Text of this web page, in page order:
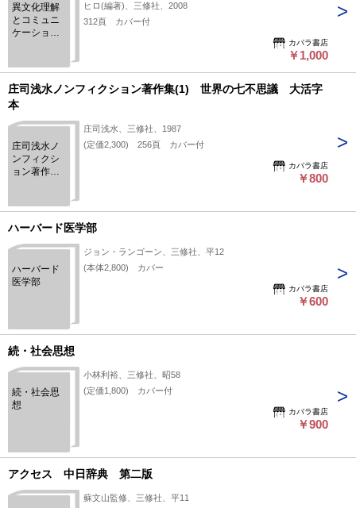
異文化理解
とコミュニ
ケーション
ヒロ(編著)、三修社、2008
312頁 カバー付
カバラ書店
￥1,000
庄司浅水ノンフィクション著作集(1) 世界の七不思議 大活字
本
庄司浅水ノ
ンフィクシ
ョン著作集
大活字本
庄司浅水、三修社、1987
(定価2,300) 256頁 カバー付
カバラ書店
￥800
ハーバード医学部
ハーバード
医学部
ジョン・ランゴーン、三修社、平12
(本体2,800) カバー
カバラ書店
￥600
続・社会思想
続・社会思
想
小林利裕、三修社、昭58
(定価1,800) カバー付
カバラ書店
￥900
アクセス 中日辞典 第二版
蘇文山監修、三修社、平11